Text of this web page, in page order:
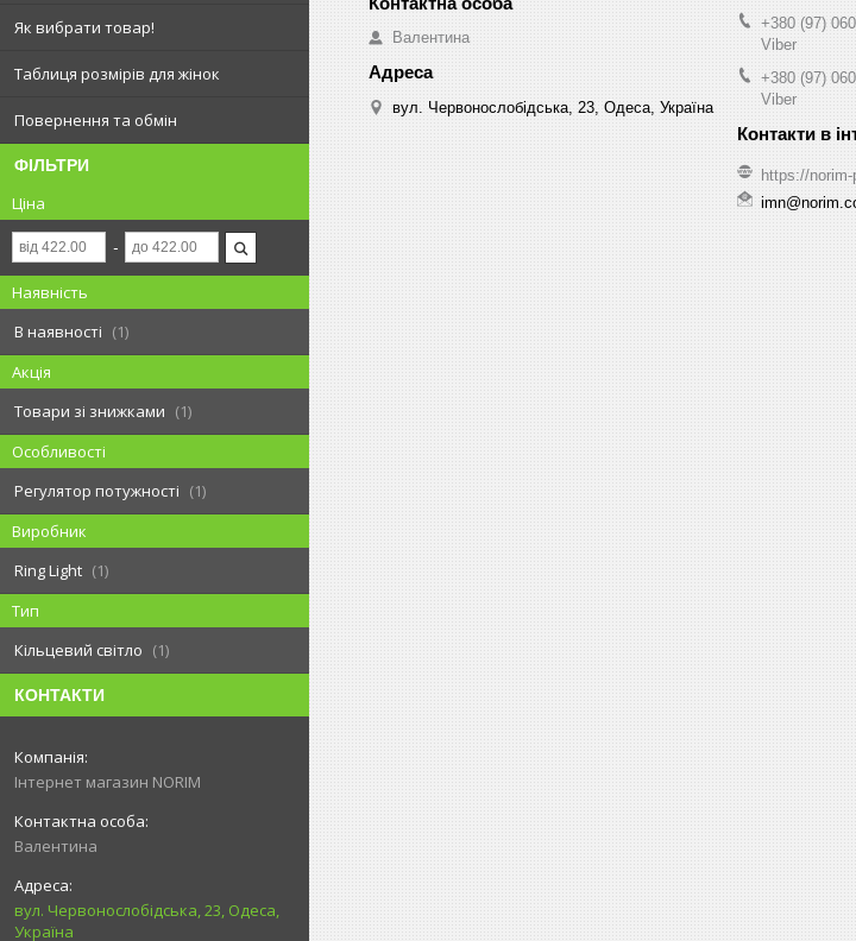
Як вибрати товар!
Таблиця розмірів для жінок
Повернення та обмін
ФІЛЬТРИ
Ціна
Наявність
В наявності
1
Акція
Товари зі знижками
1
Особливості
Регулятор потужності
1
Виробник
Ring Light
1
Тип
Кільцевий світло
1
КОНТАКТИ
Інтернет магазин NORIM
Валентина
вул. Червонослобідська, 23, Одеса,
Україна
Валентина
вул. Червонослобідська, 23, Одеса, Україна
+380 (97)
Viber
+380 (97)
Viber
https://